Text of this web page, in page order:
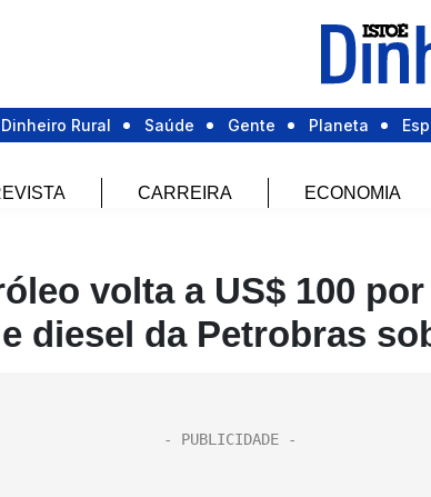
Dinheiro Rural Saúde Gente Planeta
CARREIRA ECONOMIA
volta a US$ 100
diesel da Petrobras